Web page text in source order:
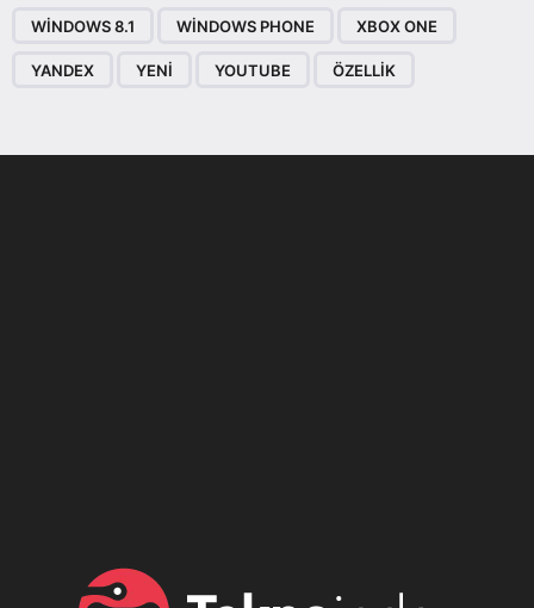
WINDOWS 8.1 WINDOWS PHONE XBOX ONE
YANDEX YENI YOUTUBE ÖZELLIK